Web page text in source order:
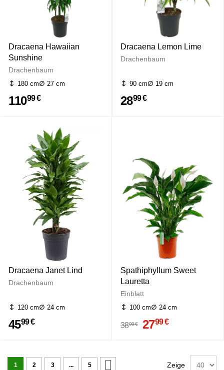
Dracaena Hawaiian
Sunshine
Drachenbaum
180 cm 27 cm
11099 €
Dracaena Lemon Lime
Drachenbaum
90 cm 19 cm
2899 €
Dracaena Janet Lind
Drachenbaum
120 cm 24 cm
4599 €
Spathiphyllum Sweet
Lauretta
Einblatt
100 cm 24 cm
3899 € 2799 €
Seite
1 2 3 ... 5 Zeige